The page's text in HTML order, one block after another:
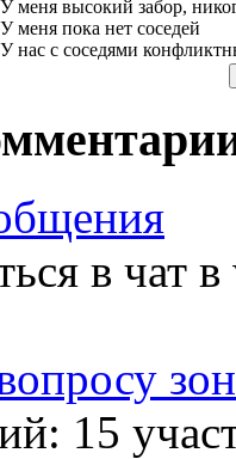
У меня высокий забор,
У меня пока нет соседей
У нас с соседями
в чат
15